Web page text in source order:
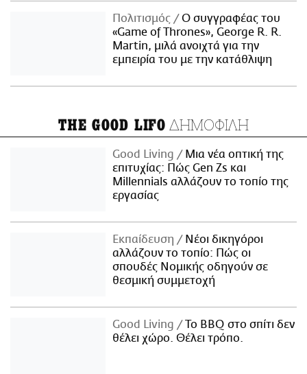
Πολιτισμός
Ο συγγραφέας του
«Game of Thrones», George R. R.
Martin, μιλά ανοιχτά για την
εμπειρία του με την κατάθλιψη
THE GOOD LIFO ΔΗΜΟΦΙΛΗ
Good Living
Μια νέα οπτική της
επιτυχίας: Πώς Gen Zs και
Millennials αλλάζουν το τοπίο της
εργασίας
Εκπαίδευση
Νέοι δικηγόροι
αλλάζουν το τοπίο: Πώς οι
σπουδές Νομικής οδηγούν σε
θεσμική συμμετοχή
Good Living
Το BBQ στο σπίτι δεν
θέλει χώρο. Θέλει τρόπο.